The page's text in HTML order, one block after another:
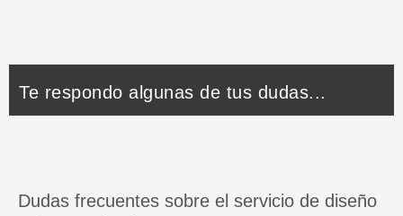
Te respondo algunas de tus dudas...
Dudas frecuentes sobre el servicio de diseño